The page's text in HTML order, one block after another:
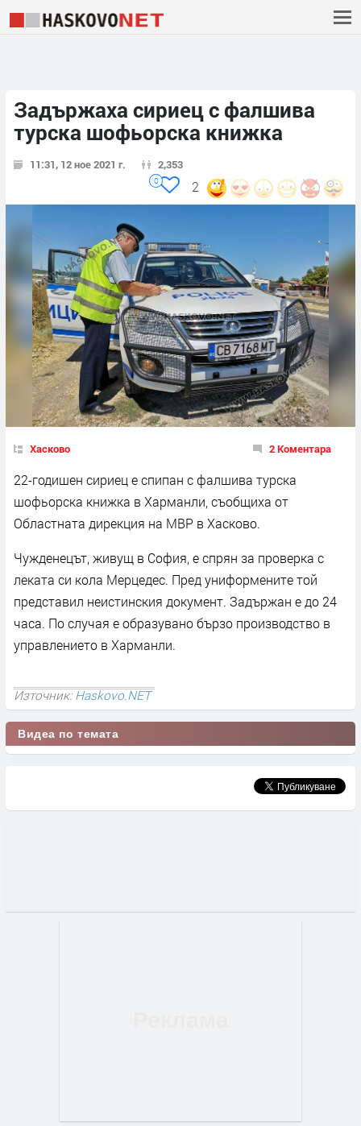
Задържаха сириец с фалшива
турска шофьорска книжка
11:31, 12 ное 2021 г. 2,353
2
0
Хасково 2 Коментара
22-годишен сириец е спипан с фалшива турска
шофьорска книжка в Харманли, съобщиха от
Областната дирекция на МВР в Хасково.
Чужденецът, живущ в София, е спрян за проверка с
леката си кола Мерцедес. Пред униформените той
представил неистинския документ. Задържан е до 24
часа. По случая е образувано бързо производство в
управлението в Харманли.
Източник:Haskovo.NET
Видеа по темата